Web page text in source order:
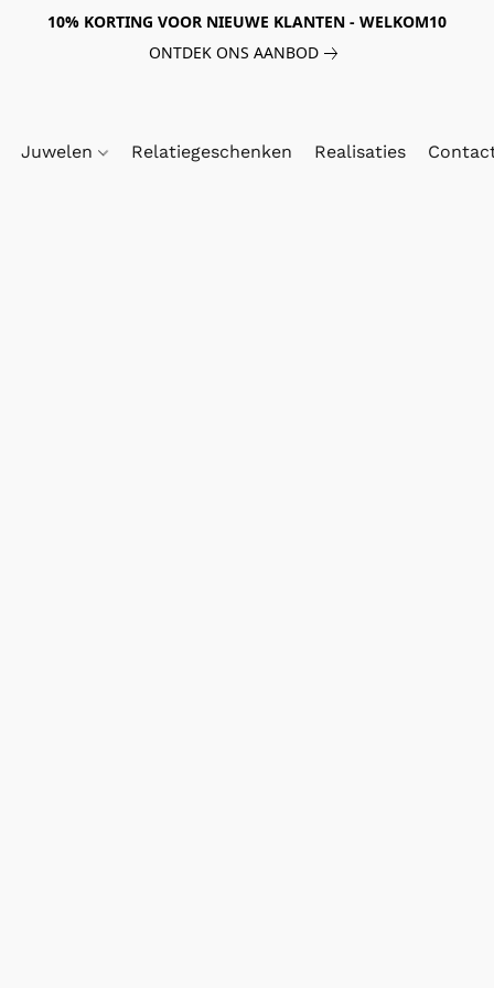
10% KORTING VOOR NIEUWE KLANTEN - WELKOM10
ONTDEK ONS AANBOD
Juwelen Relatiegeschenken Realisaties